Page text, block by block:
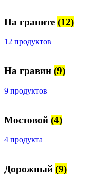
На граните (12)
12 продуктов
На гравии (9)
9 продуктов
Мостовой (4)
4 продукта
Дорожный (9)